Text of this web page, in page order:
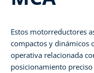
Estos motorreductores
compactos y dinámicos
operativa relacionada
posicionamiento